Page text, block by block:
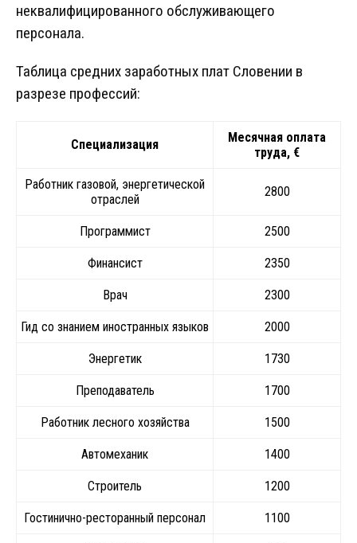
неквалифицированного обслуживающего
персонала.
Таблица средних заработных плат Словении в
разрезе профессий:
Специализация
Месячная оплата
труда, €
Работник газовой, энергетической
отраслей
2800
Программист 2500
Финансист 2350
Врач 2300
Гид со знанием иностранных языков 2000
Энергетик 1730
Преподаватель 1700
Работник лесного хозяйства 1500
Автомеханик 1400
Строитель 1200
Гостинично-ресторанный персонал 1100